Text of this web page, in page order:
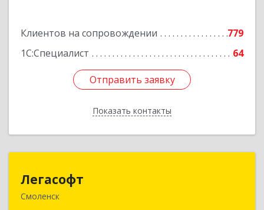
Клиентов на сопровождении
779
1С:Специалист
64
Отправить заявку
Показать контакты
Отправить заявку
Назад
Легасофт
Смоленск214018, Смоленская обл, Смоленск г, Ново-